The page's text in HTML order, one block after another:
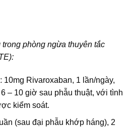
phòng ngừa thuyên tắc
10mg Rivaroxaban, 1 lần/ngày,
– 10 giờ sau phẫu thuật, với tình
kiểm soát.
(sau đại phẫu khớp háng), 2